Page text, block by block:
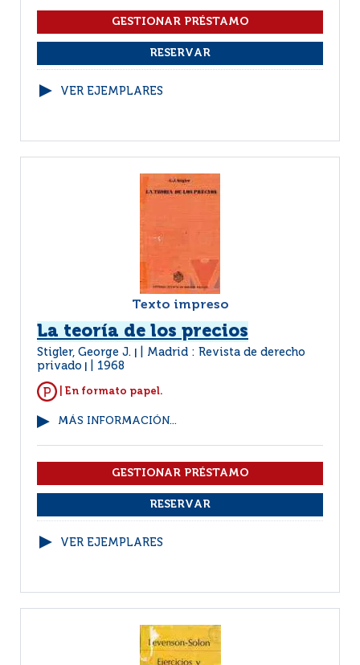
VER EJEMPLARES
Texto impreso
La teoría de los precios
Stigler, George J.
Madrid : Revista de derecho
privado
1968
| En formato papel.
MÁS INFORMACIÓN...
VER EJEMPLARES